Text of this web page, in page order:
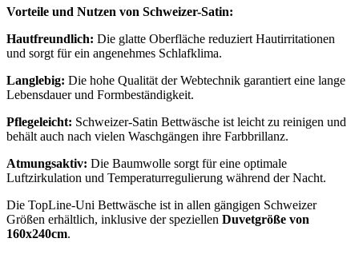
Vorteile und Nutzen von Schweizer-Satin:
Hautfreundlich: Die glatte Oberfläche reduziert Hautirritationen
und sorgt für ein angenehmes Schlafklima.
Langlebig: Die hohe Qualität der Webtechnik garantiert eine lange
Lebensdauer und Formbeständigkeit.
Pflegeleicht: Schweizer-Satin Bettwäsche ist leicht zu reinigen und
behält auch nach vielen Waschgängen ihre Farbbrillanz.
Atmungsaktiv: Die Baumwolle sorgt für eine optimale
Luftzirkulation und Temperaturregulierung während der Nacht.
Die TopLine-Uni Bettwäsche ist in allen gängigen Schweizer
Größen erhältlich, inklusive der speziellen Duvetgröße von
160x240cm.